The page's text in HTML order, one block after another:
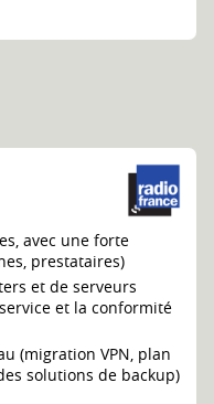
avec une forte
prestataires)
et de serveurs
et la conformité
(migration VPN, plan
solutions de backup)